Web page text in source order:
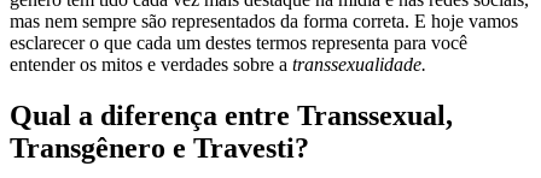
mas nem sempre são representados da forma correta. E hoje vamos
esclarecer o que cada um destes termos representa para você
entender os mitos e verdades sobre a transsexualidade.
Qual a diferença entre Transsexual,
Transgênero e Travesti?